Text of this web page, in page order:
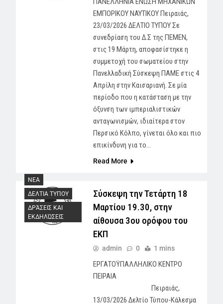
ΕΜΠΟΡΙΚΟΥ ΝΑΥΤΙΚΟΥ Πειραιάς,
23/03/2026 ΔΕΛΤΙΟ ΤΥΠΟΥ Σε
συνεδρίαση του Δ.Σ της ΠΕΜΕΝ,
στις 19 Μάρτη, αποφασίστηκε η
συμμετοχή του σωματείου στην
Πανελλαδική Σύσκεψη ΠΑΜΕ στις 4
Απρίλη στην Καισαριανή. Σε μία
περίοδο που η κατάσταση με την
όξυνση των ιμπεριαλιστικών
ανταγωνισμών, ιδιαίτερα στον
Περσικό Κόλπο, γίνεται όλο και πιο
επικίνδυνη για το…
Read More
NEA
ΔΕΛΤΙΑ ΤΥΠΟΥ
ΔΡΆΣΕΙΣ ΚΑΙ
ΕΚΔΗΛΏΣΕΙΣ
Σύσκεψη την Τετάρτη 18
Μαρτίου 19.30, στην
αίθουσα 3ου ορόφου του
ΕΚΠ
admin 0 1 mins
ΕΡΓΑΤΟΫΠΑΛΛΗΛΙΚΟ ΚΕΝΤΡΟ
ΠΕΙΡΑΙΑ
Πειραιάς,
13/03/2026 Δελτίο Τύπου-Κάλεσμα